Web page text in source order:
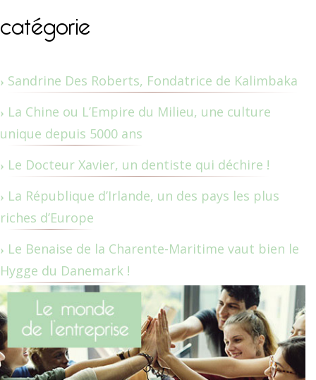
catégorie
Sandrine Des Roberts, Fondatrice de Kalimbaka
La Chine ou L’Empire du Milieu, une culture
unique depuis 5000 ans
Le Docteur Xavier, un dentiste qui déchire !
La République d’Irlande, un des pays les plus
riches d’Europe
Le Benaise de la Charente-Maritime vaut bien le
Hygge du Danemark !